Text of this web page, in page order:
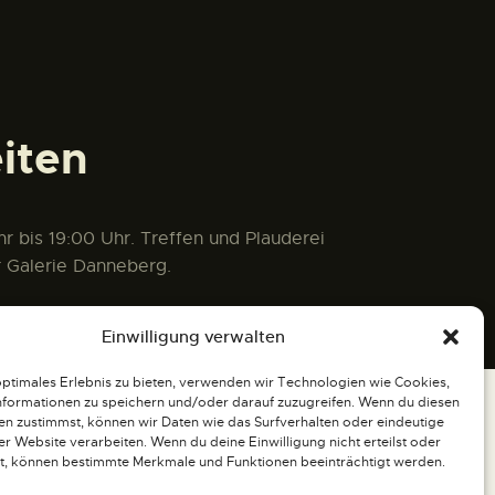
Einwilligung verwalten
Erlebnis zu bieten, verwenden wir Technologien wie Cookies,
zu speichern und/oder darauf zuzugreifen. Wenn du diesen
zustimmst, können wir Daten wie das Surfverhalten oder eindeutige
Website verarbeiten. Wenn du deine Einwilligung nicht erteilst oder
können bestimmte Merkmale und Funktionen beeinträchtigt werden.
bis 19:00 Uhr. Treffen und Plauderei
Danneberg.